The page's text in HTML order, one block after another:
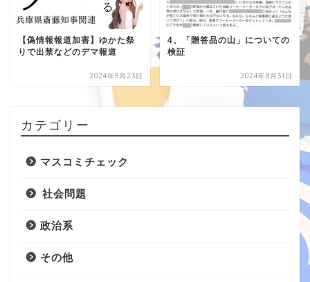
【偽情報報道加害】ゆかた祭
りで出禁などのデマ報道
2024年9月23日
4、「贈答品の山」についての
検証
2024年8月31日
カテゴリー
マスコミチェック
社会問題
政治系
その他